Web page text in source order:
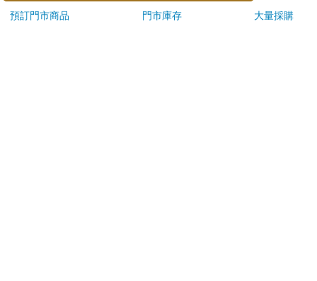
ATM提款機，請不要聽從指示，以免受騙上當！
預訂門市商品 門市庫存 大量採購